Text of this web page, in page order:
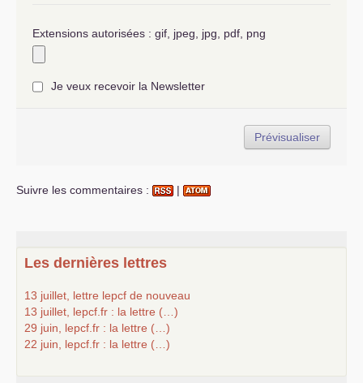
Extensions autorisées : gif, jpeg, jpg, pdf, png
Je veux recevoir la Newsletter
Suivre les commentaires : |
Les dernières lettres
13 juillet, lettre lepcf de nouveau
13 juillet, lepcf.fr : la lettre (…)
29 juin, lepcf.fr : la lettre (…)
22 juin, lepcf.fr : la lettre (…)